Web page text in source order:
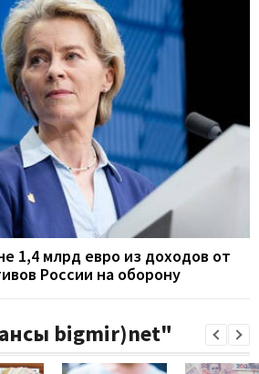
1,4 млрд евро из доходов от
России на оборону
bigmir)net"